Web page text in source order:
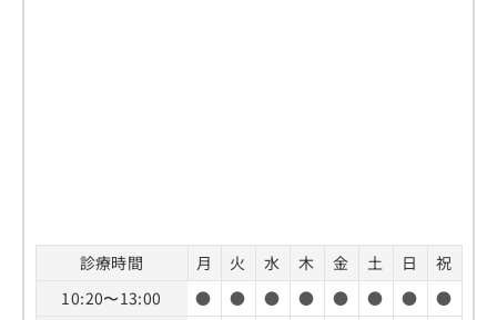
診療時間 月 火 水 木 金 土 日
祝
10:20〜13:00
● ● ● ● ● ● ●
●